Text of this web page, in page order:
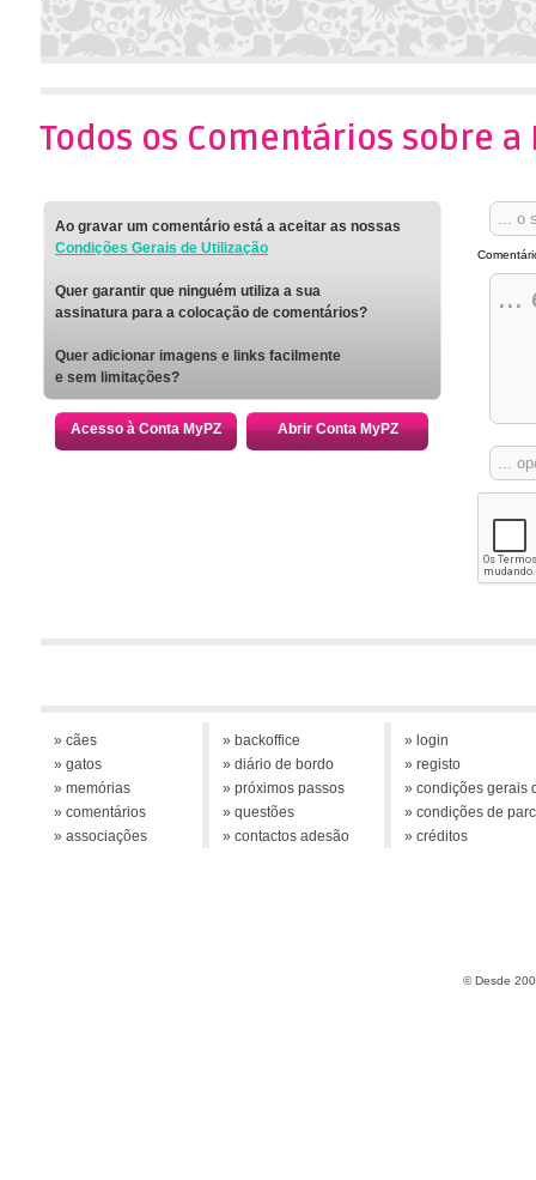
Todos os Comentários sobre a
Ao gravar um comentário está a aceitar as nossas
Condições Gerais de Utilização
Quer garantir que ninguém utiliza a sua
assinatura para a colocação de comentários?
Quer adicionar imagens e links facilmente
e sem limitações?
Acesso à Conta MyPZ Abrir Conta MyPZ
» cães
» gatos
» memórias
» comentários
» associações
» backoffice
» diário de bordo
» próximos passos
» questões
» contactos adesão
» login
» registo
» condições gerais
» condições de
» créditos
© Desde